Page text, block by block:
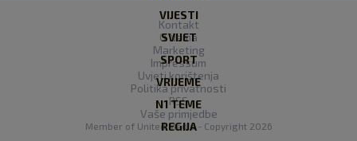
VIJESTI
SVIJET
SPORT
VRIJEME
N1 TEME
REGIJA
Kontakt
O Nama
Marketing
Impressum
Uvjeti korištenja
Politika privatnosti
RSS
Vaše primjedbe
Member of United Media- Copyright 2026